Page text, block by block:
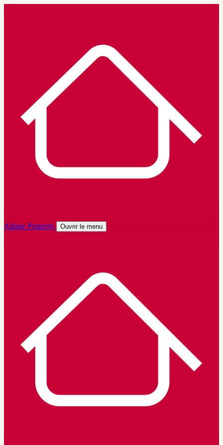
Alpine Property Ouvrir le menu